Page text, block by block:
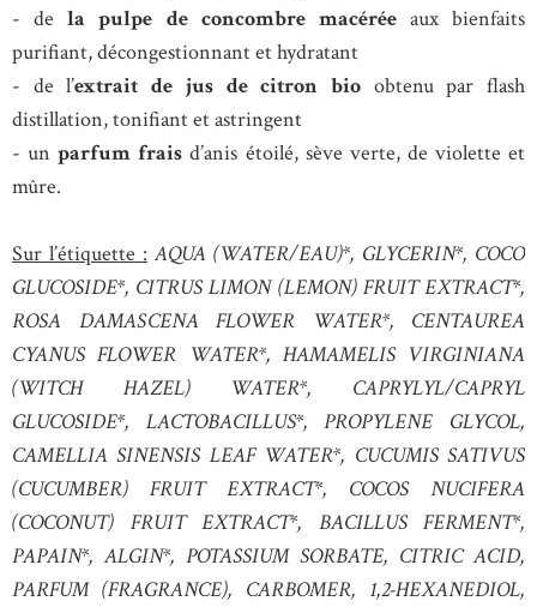
- dela pulpe de concombre macérée aux bienfaits
purifiant, décongestionnant et hydratant
- de l’extrait de jus de citron bioobtenu par flash
distillation, tonifiant et astringent
- unparfum frais d’anis étoilé, sève verte, de violette et
mûre.
Sur l’étiquette : AQUA (WATER/EAU)*, GLYCERIN*, COCO
GLUCOSIDE*, CITRUS LIMON (LEMON) FRUIT EXTRACT*,
ROSA DAMASCENA FLOWER WATER*, CENTAUREA
CYANUS FLOWER WATER*, HAMAMELIS VIRGINIANA
(WITCH HAZEL) WATER*, CAPRYLYL/CAPRYL
GLUCOSIDE*, LACTOBACILLUS*, PROPYLENE GLYCOL,
CAMELLIA SINENSIS LEAF WATER*, CUCUMIS SATIVUS
(CUCUMBER) FRUIT EXTRACT*, COCOS NUCIFERA
(COCONUT) FRUIT EXTRACT*, BACILLUS FERMENT*,
PAPAIN*, ALGIN*, POTASSIUM SORBATE, CITRIC ACID,
PARFUM (FRAGRANCE), CARBOMER, 1,2-HEXANEDIOL,